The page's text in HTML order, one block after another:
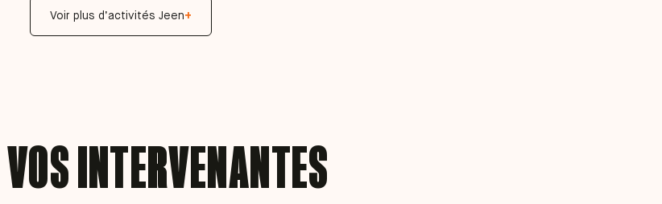
Voir plus d’activités Jeen+
VOS INTERVENANTES